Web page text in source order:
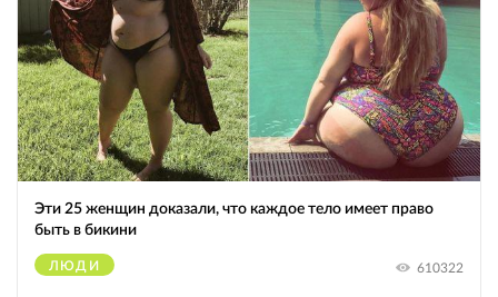
Эти 25 женщин доказали, что каждое тело имеет право
быть в бикини
ЛЮДИ 610322